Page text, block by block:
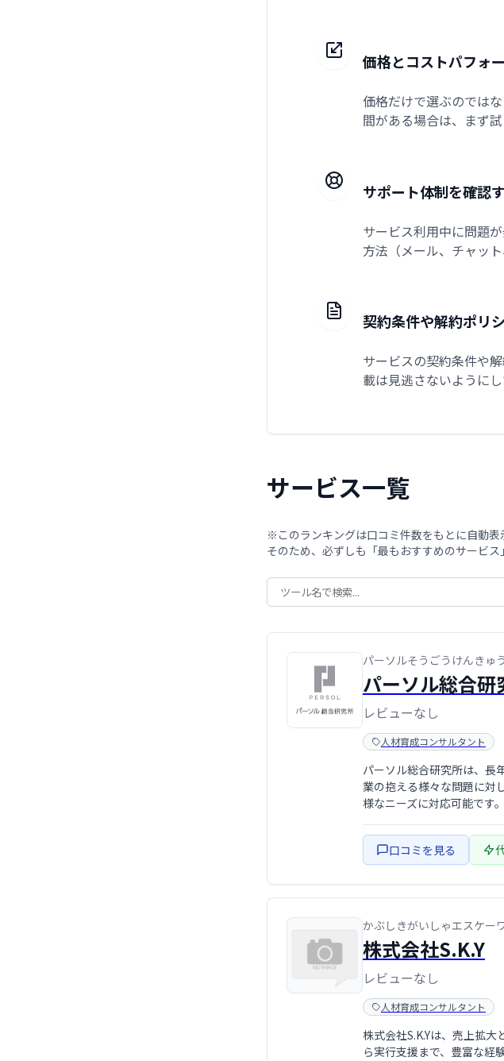
価格とコストパフォ
価格だけで選ぶのでは
間がある場合は、まず
サポート体制を確認
サービス利用中に問題
方法（メール、チャッ
契約条件や解約ポリ
サービスの契約条件や
載は見逃さないようにし
サービス一覧
※このランキングは口コミ件数をもとに自動表
そのため、必ずしも「最もおすすめのサービス
パーソルそうごうけんきゅ
パーソル総合研
レビューなし
人材育成コンサルタント
パーソル総合研究所は、長
業の抱える様々な問題に対
様なニーズに対応可能です。
口コミを見る
かぶしきがいしゃエスケー
株式会社S.K.Y
レビューなし
人材育成コンサルタント
株式会社S.K.Yは、売上拡
ら実行支援まで、豊富な経